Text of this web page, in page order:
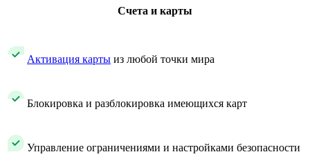
Счета и карты
Активация карты из любой точки мира​
​ Блокировка и разблокировка имеющихся карт
​ Управление ограничениями и настройками безопасности